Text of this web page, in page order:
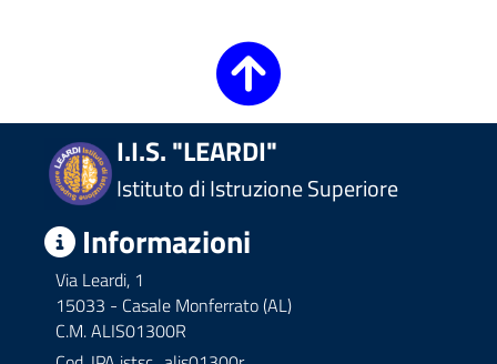
I.I.S. "LEARDI"
Istituto di Istruzione Superiore
Informazioni
Via Leardi, 1
15033 - Casale Monferrato (AL)
C.M. ALIS01300R